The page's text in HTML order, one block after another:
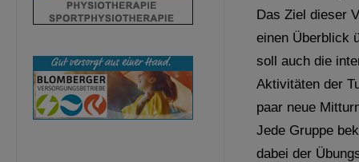
Das Ziel dieser
einen Überblick
soll auch die
Aktivitäten der
paar neue
Jede Gruppe
dabei der